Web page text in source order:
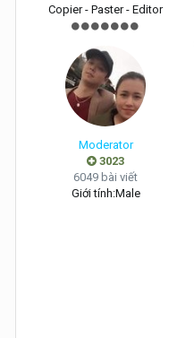
Copier - Paster - Editor
Moderator
3023
6049 bài viết
Giới tính:Male